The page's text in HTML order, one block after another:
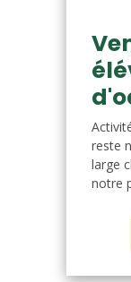
reste
large
notre